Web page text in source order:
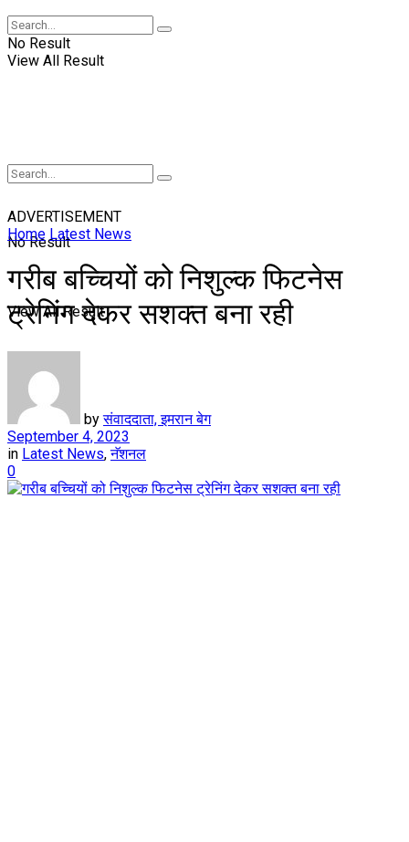
No Result
View All Result
No Result
View All Result
ADVERTISEMENT
Home Latest News
गरीब बच्चियों को निशुल्क फिटनेस
ट्रेनिंग देकर सशक्त बना रही
by संवाददाता, इमरान बेग
September 4, 2023
in Latest News,नॅशनल
0